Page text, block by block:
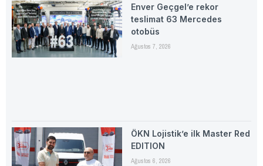
Enver Geçgel’e rekor
teslimat 63 Mercedes
otobüs
Ağustos 7, 2026
ÖKN Lojistik’e ilk Master Red
EDITION
Ağustos 6, 2026